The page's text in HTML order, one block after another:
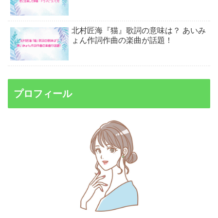
北村匠海『猫』歌詞の意味は？ あいみ
ょん作詞作曲の楽曲が話題！
プロフィール